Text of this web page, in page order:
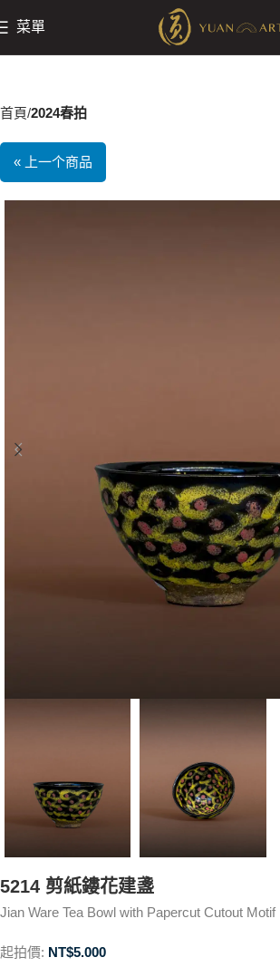
菜單
首頁 2024春拍
« 上一个商品
5214 剪紙鏤花建盞
Jian Ware Tea Bowl with Papercut Cutout Motif
起拍價: NT$5.000